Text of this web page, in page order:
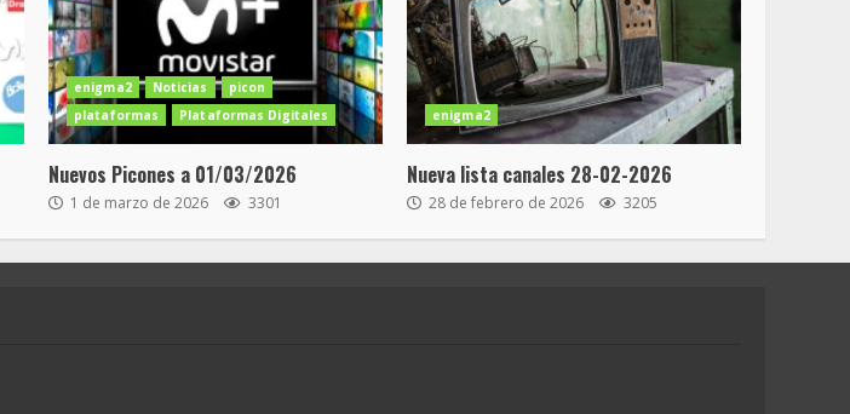
enigma2 Noticias
picon
plataformas
Plataformas Digitales
Nuevos Picones a 01/03/2026
1 de marzo de 2026 3301
enigma2
Nueva lista canales 28-02-2026
28 de febrero de 2026 3205